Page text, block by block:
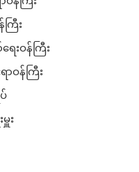
ကြီး
းဝန်ကြီး
ာဝန်ကြီး
း